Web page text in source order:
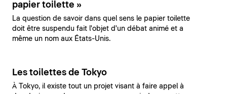
papier toilette »
La question de savoir dans quel sens le papier toilette
doit être suspendu fait l'objet d'un débat animé et a
même un nom aux États-Unis.
Les toilettes de Tokyo
À Tokyo, il existe tout un projet visant à faire appel à